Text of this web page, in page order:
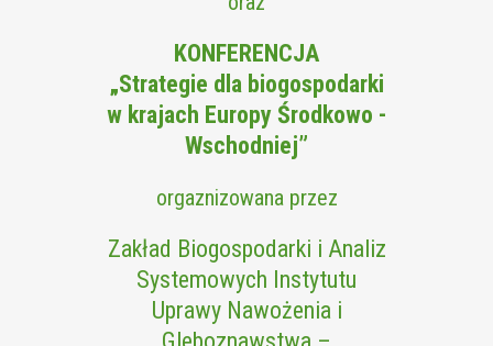
KONFERENCJA
„Strategie dla biogospodarki
w krajach Europy Środkowo -
Wschodniej”
orgaznizowana przez
Zakład Biogospodarki i Analiz
Systemowych Instytutu
Uprawy Nawożenia i